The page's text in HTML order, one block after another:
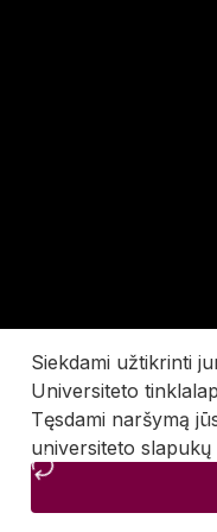
Siekdami užtikrinti
Universiteto
Tęsdami naršymą
universiteto slapukų